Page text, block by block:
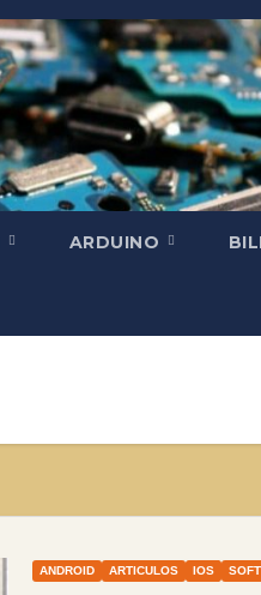
ARDUINO
ANDROID ARTICULOS IOS